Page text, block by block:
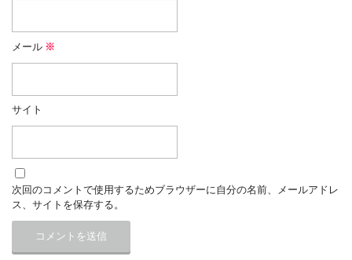
メール ※
サイト
次回のコメントで使用するためブラウザーに自分の名前、メールアドレ
ス、サイトを保存する。